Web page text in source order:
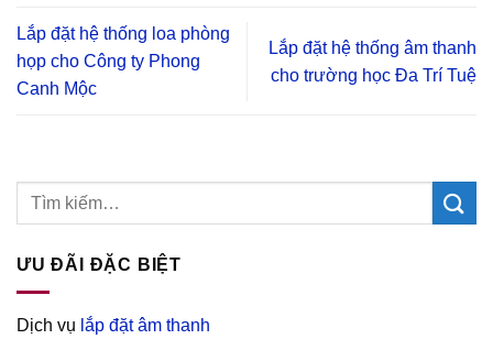
Lắp đặt hệ thống loa phòng
họp cho Công ty Phong
Canh Mộc
Lắp đặt hệ thống âm thanh
cho trường học Đa Trí Tuệ
ƯU ĐÃI ĐẶC BIỆT
Dịch vụ lắp đặt âm thanh